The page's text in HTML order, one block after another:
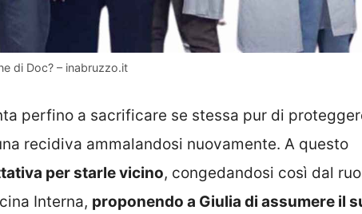
di Doc? – inabruzzo.it
perfino a sacrificare se stessa pur di
recidiva ammalandosi nuovamente. A questo
per starle vicino, congedandosi così dal
Interna, proponendo a Giulia di assumere il